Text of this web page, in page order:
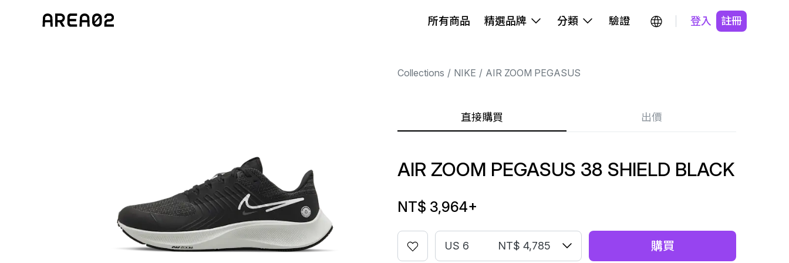
所有商品 精選品牌 分類 驗證 登入 註冊
Collections NIKE AIR ZOOM PEGASUS
直接購買 出價
AIR ZOOM PEGASUS 38 SHIELD BLACK
NT$ 3,964+
US 6 NT$ 4,785 購買